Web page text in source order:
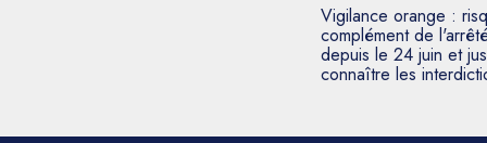
Vigilance orange :
complément de
depuis le 24 juin et
connaître les